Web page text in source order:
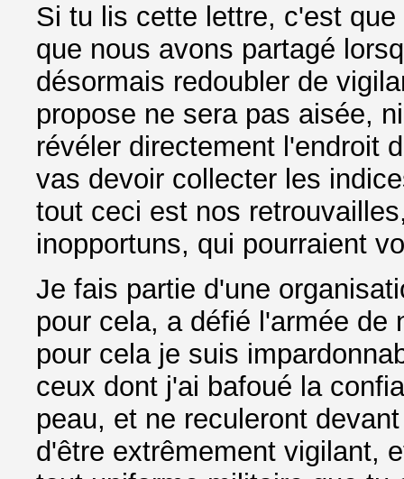
Si tu lis cette lettre, c'est
que nous avons partagé
désormais redoubler de
propose ne sera pas aisée,
révéler directement l'endroit
vas devoir collecter les
tout ceci est nos
inopportuns, qui pourraient
Je fais partie d'une
pour cela, a défié l'armée
pour cela je suis
ceux dont j'ai bafoué la
peau, et ne reculeront
d'être extrêmement vigilant,